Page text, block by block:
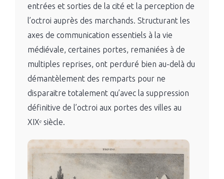
entrées et sorties de la cité et la perception de
l’octroi auprès des marchands. Structurant les
axes de communication essentiels à la vie
médiévale, certaines portes, remaniées à de
multiples reprises, ont perduré bien au-delà du
démantèlement des remparts pour ne
disparaitre totalement qu’avec la suppression
définitive de l’octroi aux portes des villes au
XIXᵉ siècle.